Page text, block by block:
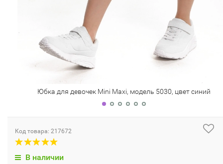
Юбка для девочек Mini Maxi, модель 5030, цвет синий
Код товара: 217672
В наличии